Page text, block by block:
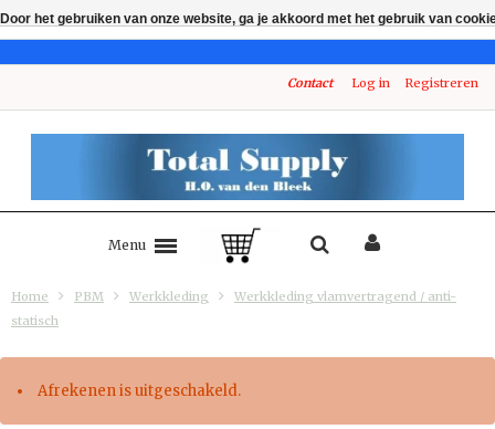
Contact Log in Registreren
Menu
Home PBM Werkkleding
Werkkleding vlamvertragend / anti-
statisch
Afrekenen is uitgeschakeld.
Door het gebruiken van onze website, ga je akkoord met het gebruik van